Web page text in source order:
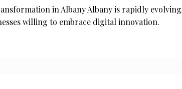
in Albany Albany is rapidly
willing to embrace digital innovation.